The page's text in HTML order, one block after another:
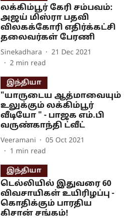
லக்கிம்பூர் கேரி சம்பவம்:
அஜய் மிஸ்ரா பதவி
விலகக்கோரி எதிர்க்கட்சி
தலைவர்கள் பேரணி
Sinekadhara
21 Dec 2021
2 min read
இந்தியா
"யாருடைய ஆத்மாவையும்
உலுக்கும் லக்கிம்பூர்
வீடியோ " - பாஜக எம்.பி
வருண்காந்தி ட்வீட்
Veeramani
05 Oct 2021
1 min read
இந்தியா
டெல்லியில் இதுவரை 60
விவசாயிகள் உயிரிழப்பு -
கொதிக்கும் பாரதிய
கிசான் சங்கம்!